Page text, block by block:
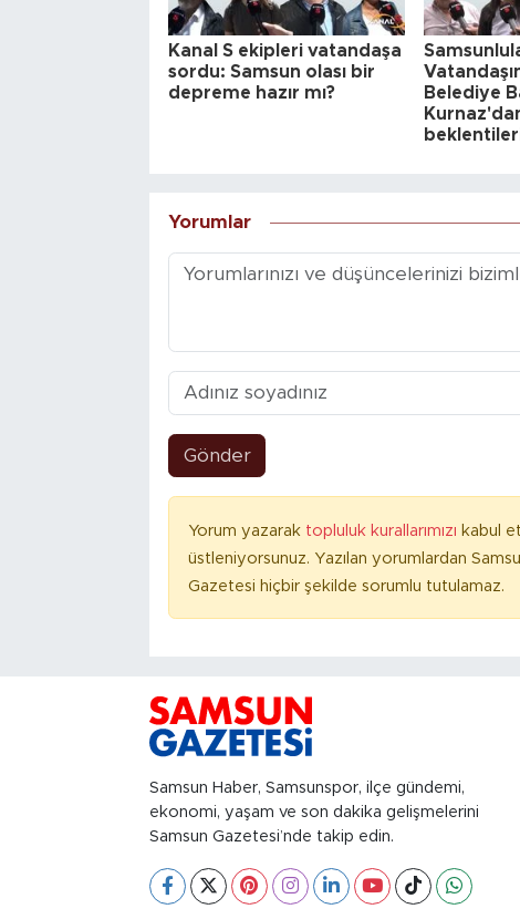
Kanal S ekipleri vatandaşa
sordu: Samsun olası bir
depreme hazır mı?
Belediye
Yorumlar
Gönder
Yorum yazarak topluluk kurallarımızı kabul
üstleniyorsunuz. Yazılan yorumlardan
Gazetesi hiçbir şekilde sorumlu tutulamaz.
Samsun Haber, Samsunspor, ilçe gündemi,
ekonomi, yaşam ve son dakika gelişmelerini
Samsun Gazetesi’nde takip edin.